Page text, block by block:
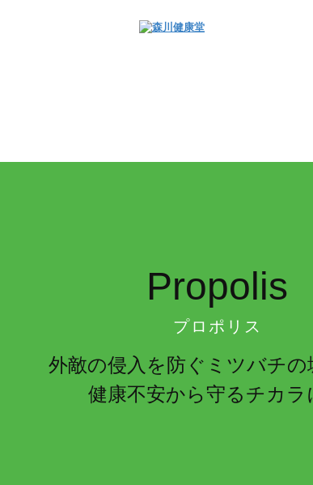
Propolis
プロポリス
外敵の侵入を防ぐミツバチの
健康不安から守るチカラ